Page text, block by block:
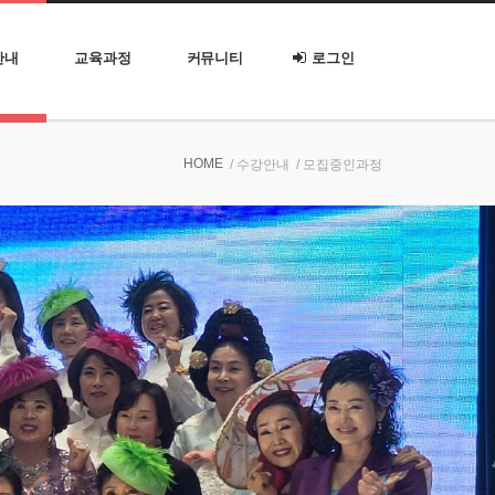
내 교육과정 커뮤니티 로그인
HOME / 수강안내 / 모집중인과정